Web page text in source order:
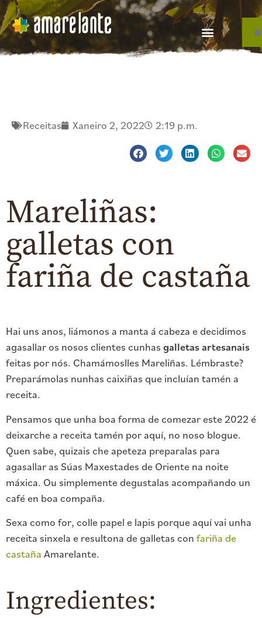
Receitas Xaneiro 2, 2022 2:19 p.m.
Mareliñas:
galletas con
fariña de castaña
Hai uns anos, liámonos a manta á cabeza e decidimos
agasallar os nosos clientes cunhas galletas artesanais
feitas por nós. Chamámoslles Mareliñas. Lémbraste?
Preparámolas nunhas caixiñas que incluían tamén a
receita.
Pensamos que unha boa forma de comezar este 2022 é
deixarche a receita tamén por aquí, no noso blogue.
Quen sabe, quizais che apeteza preparalas para
agasallar as Súas Maxestades de Oriente na noite
máxica. Ou simplemente degustalas acompañando un
café en boa compaña.
Sexa como for, colle papel e lapis porque aquí vai unha
receita sinxela e resultona de galletas con fariña de
castaña Amarelante.
Ingredientes: